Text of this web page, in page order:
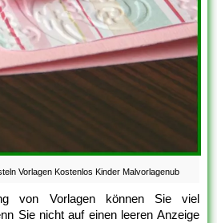
Vorlagen Kostenlos Kinder Malvorlagenub
von Vorlagen können Sie viel
Sie nicht auf einen leeren Anzeige